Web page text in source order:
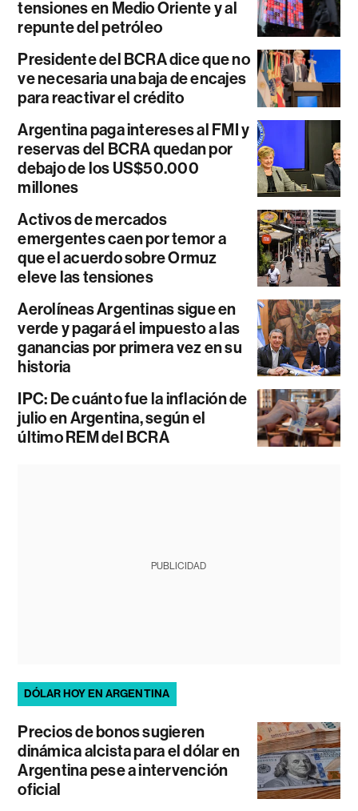
tensiones en Medio Oriente y al
repunte del petróleo
Presidente del BCRA dice que no
ve necesaria una baja de encajes
para reactivar el crédito
Argentina paga intereses al FMI y
reservas del BCRA quedan por
debajo de los US$50.000
millones
Activos de mercados
emergentes caen por temor a
que el acuerdo sobre Ormuz
eleve las tensiones
Aerolíneas Argentinas sigue en
verde y pagará el impuesto a las
ganancias por primera vez en su
historia
IPC: De cuánto fue la inflación de
julio en Argentina, según el
último REM del BCRA
PUBLICIDAD
DÓLAR HOY EN ARGENTINA
Precios de bonos sugieren
dinámica alcista para el dólar en
Argentina pese a intervención
oficial